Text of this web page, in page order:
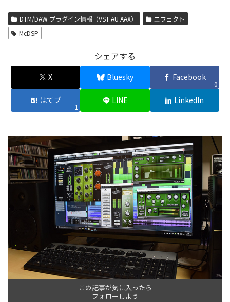
DTM/DAW プラグイン情報（VST AU AAX）
エフェクト
McDSP
シェアする
X Bluesky Facebook
0
はてブ
1
LINE LinkedIn
この記事が気に入ったら
フォローしよう